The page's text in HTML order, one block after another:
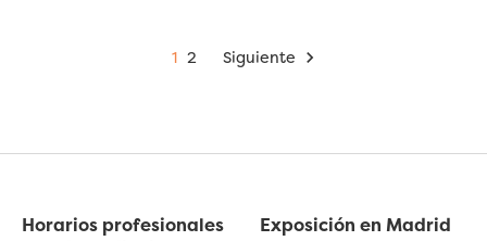
1 2 Siguiente 
Horarios profesionales
Exposición en Madrid